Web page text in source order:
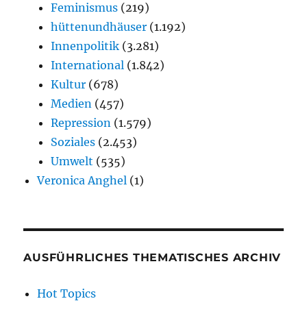
Feminismus (219)
hüttenundhäuser (1.192)
Innenpolitik (3.281)
International (1.842)
Kultur (678)
Medien (457)
Repression (1.579)
Soziales (2.453)
Umwelt (535)
Veronica Anghel (1)
AUSFÜHRLICHES THEMATISCHES ARCHIV
Hot Topics